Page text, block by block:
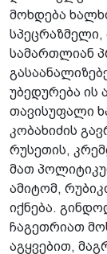
მოხდება
სამართლიან
უბედურება ის
თავისუფალი
კობახიძის
რუსეთის,
მათ
ამიტომ,
იქნება.
ჩაგეთრიათ
აგყვებით,